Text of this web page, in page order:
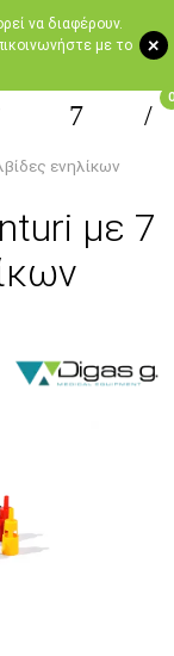
+
να διαφέρουν.
με το
0
ενηλίκων
με 7